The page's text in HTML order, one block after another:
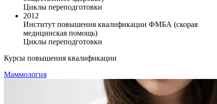
Циклы переподготовки
2012
Институт повышения квалификации ФМБА (скорая
медицинская помощь)
Циклы переподготовки
Курсы повышения квалификации
Маммология